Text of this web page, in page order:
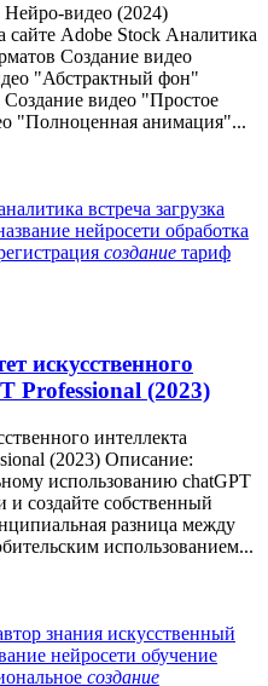
видео (2024)
сайте Adobe Stock Аналитика
Создание видео
"Абстрактный фон"
видео "Простое
"Полноценная анимация"...
встреча загрузка
нейросети обработка
создание тариф
искусственного
Professional (2023)
интеллекта
(2023) Описание:
использованию chatGPT
и создайте собственный
разница между
использованием...
знания искусственный
нейросети обучение
создание